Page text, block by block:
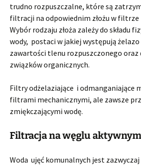
trudno rozpuszczalne, które są
filtracji na odpowiednim złożu w filtrze
Wybór rodzaju złoża zależy do składu
wody, postaci w jakiej występują żelazo
zawartości tlenu rozpuszczonego oraz
związków organicznych.
Filtry odżelaziające i odmanganiające
filtrami mechanicznymi, ale zawsze
zmiękczającymi wodę.
Filtracja na węglu aktywnym
Woda ujęć komunalnych jest